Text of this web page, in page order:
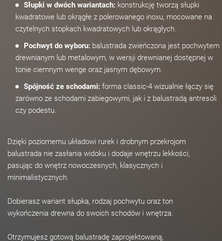
Słupki w dwóch wariantach: konstrukcję tworzą słupki
kwadratowe lub okrągłe z polerowanego inoxu, mocowane na
czytelnych stopkach kwadratowych lub okrągłych.
Pochwyt do wyboru: balustrada zwieńczona jest pochwytem
drewnianym lub metalowym, w wersji drewnianej dostępnej w
tonie ciemnym wenge oraz jasnym dębowym.
Spójność ze schodami: forma classic-4 wizualnie łączy się
zarówno ze schodami zabiegowymi, jak i z balustradą antresoli
czy podestu.
Dzięki poziomemu układowi rurek i drobnym przekrojom
balustrada nie zasłania widoku i dodaje wnętrzu lekkości,
pasując do wnętrz nowoczesnych, klasycznych i
minimalistycznych.
Dobierasz wariant słupka, rodzaj pochwytu oraz ton
wykończenia drewna do swoich schodów i wnętrza.
Otrzymujesz gotową balustradę zaprojektowaną,